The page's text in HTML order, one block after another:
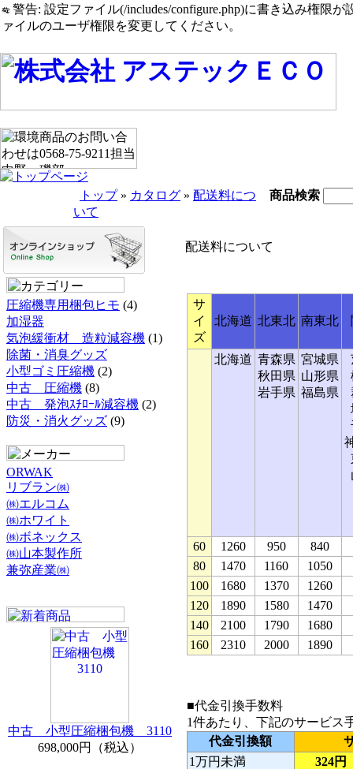
警告: 設定ファイル(/includes/configure.php)に書き込み権限が
ァイルのユーザ権限を変更してください。
トップ» カタログ » 配送料につ
いて
商品検索
圧縮機専用梱包ヒモ (4)
加湿器
気泡緩衝材 造粒減容機 (1)
除菌・消臭グッズ
小型ゴミ圧縮機 (2)
中古 圧縮機 (8)
中古 発泡ｽﾁﾛｰﾙ減容機 (2)
防災・消火グッズ (9)
ORWAK
リブラン㈱
㈱エルコム
㈱ホワイト
㈱ボネックス
㈱山本製作所
兼弥産業㈱
中古 小型圧縮梱包機 3110
698,000円（税込）
配送料について
サ
イ
ズ
北海道 北東北 南東北
北海道 青森県
秋田県
岩手県
宮城県
山形県
福島県
60 1260 950
840
80
1470 1160
1050
100
1680 1370
1260
120
1890 1580
1470
140
2100 1790
1680
160
2310 2000 1890
■代金引換手数料
1件あたり、下記のサービス
代金引換額
1万円未満
324円